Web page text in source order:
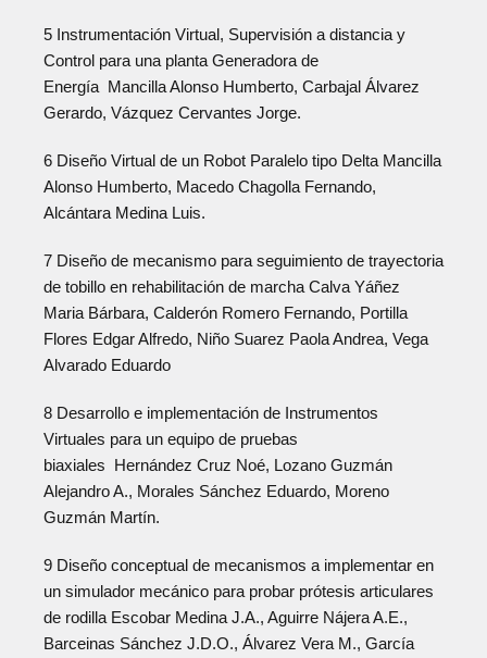
5 Instrumentación Virtual, Supervisión a distancia y
Control para una planta Generadora de
Energía Mancilla Alonso Humberto, Carbajal Álvarez
Gerardo, Vázquez Cervantes Jorge.
6 Diseño Virtual de un Robot Paralelo tipo Delta Mancilla
Alonso Humberto, Macedo Chagolla Fernando,
Alcántara Medina Luis.
7 Diseño de mecanismo para seguimiento de trayectoria
de tobillo en rehabilitación de marcha Calva Yáñez
Maria Bárbara, Calderón Romero Fernando, Portilla
Flores Edgar Alfredo, Niño Suarez Paola Andrea, Vega
Alvarado Eduardo
8 Desarrollo e implementación de Instrumentos
Virtuales para un equipo de pruebas
biaxiales Hernández Cruz Noé, Lozano Guzmán
Alejandro A., Morales Sánchez Eduardo, Moreno
Guzmán Martín.
9 Diseño conceptual de mecanismos a implementar en
un simulador mecánico para probar prótesis articulares
de rodilla Escobar Medina J.A., Aguirre Nájera A.E.,
Barceinas Sánchez J.D.O., Álvarez Vera M., García